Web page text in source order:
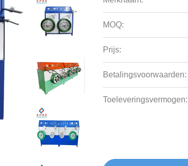
MOQ:
Prijs:
Betalingsvoorwaarden:
Toeleveringsvermogen: